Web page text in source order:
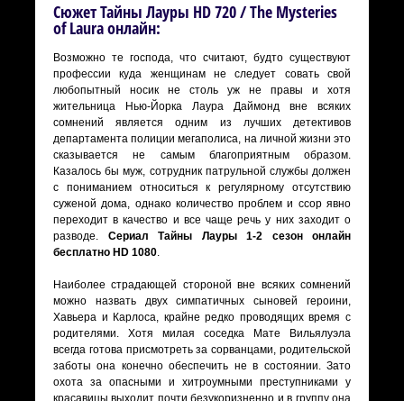
Сюжет Тайны Лауры HD 720 / The Mysteries
of Laura онлайн:
Возможно те господа, что считают, будто существуют
профессии куда женщинам не следует совать свой
любопытный носик не столь уж не правы и хотя
жительница Нью-Йорка Лаура Даймонд вне всяких
сомнений является одним из лучших детективов
департамента полиции мегаполиса, на личной жизни это
сказывается не самым благоприятным образом.
Казалось бы муж, сотрудник патрульной службы должен
с пониманием относиться к регулярному отсутствию
суженой дома, однако количество проблем и ссор явно
переходит в качество и все чаще речь у них заходит о
разводе. Сериал Тайны Лауры 1-2 сезон онлайн
бесплатно HD 1080.
Наиболее страдающей стороной вне всяких сомнений
можно назвать двух симпатичных сыновей героини,
Хавьера и Карлоса, крайне редко проводящих время с
родителями. Хотя милая соседка Мате Вильялуэла
всегда готова присмотреть за сорванцами, родительской
заботы она конечно обеспечить не в состоянии. Зато
охота за опасными и хитроумными преступниками у